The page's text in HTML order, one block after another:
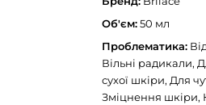
Об'єм:50 мл
Проблематика:
Вільні радикали,
сухої шкіри, Для
Зміцнення шкіри,